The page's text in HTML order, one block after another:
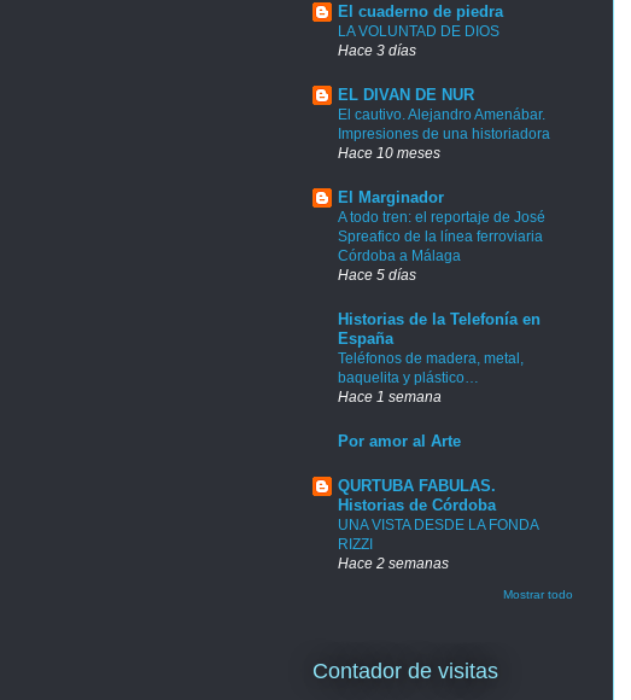
El cuaderno de piedra
LA VOLUNTAD DE DIOS
Hace 3 días
EL DIVAN DE NUR
El cautivo. Alejandro Amenábar.
Impresiones de una historiadora
Hace 10 meses
El Marginador
A todo tren: el reportaje de José
Spreafico de la línea ferroviaria
Córdoba a Málaga
Hace 5 días
Historias de la Telefonía en
España
Teléfonos de madera, metal,
baquelita y plástico…
Hace 1 semana
Por amor al Arte
QURTUBA FABULAS.
Historias de Córdoba
UNA VISTA DESDE LA FONDA
RIZZI
Hace 2 semanas
Mostrar todo
Contador de visitas